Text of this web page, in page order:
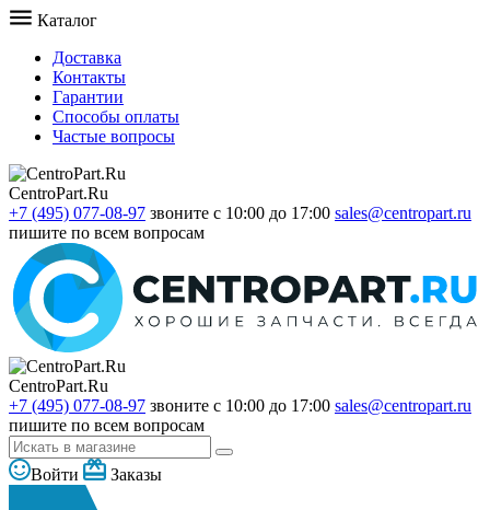
Каталог
Доставка
Контакты
Гарантии
Способы оплаты
Частые вопросы
CentroPart.Ru
+7 (495) 077-08-97 звоните с 10:00 до 17:00 sales@centropart.ru
пишите по всем вопросам
CentroPart.Ru
+7 (495) 077-08-97 звоните с 10:00 до 17:00 sales@centropart.ru
пишите по всем вопросам
Войти Заказы